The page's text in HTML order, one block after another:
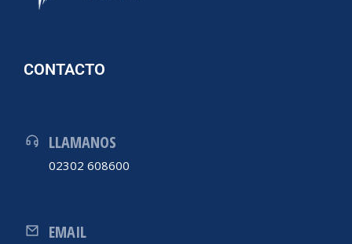
CONTACTO
LLAMANOS
02302 608600
EMAIL